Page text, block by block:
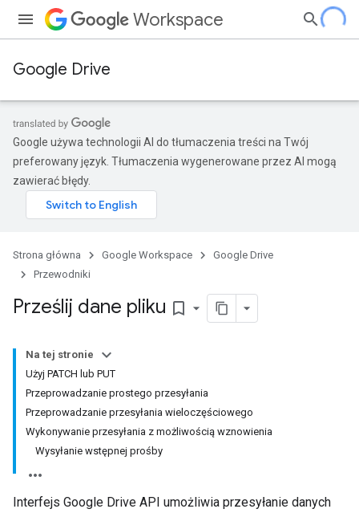
Workspace
Google Drive
Google używa technologii AI do tłumaczenia treści na Twój
preferowany język. Tłumaczenia wygenerowane przez AI mogą
zawierać błędy.
Strona główna Google Workspace
Google Drive
Przewodniki
Prześlij dane pliku bookmark_border
Na tej stronie
Użyj PATCH lub PUT
Przeprowadzanie prostego przesyłania
Przeprowadzanie przesyłania wieloczęściowego
Wykonywanie przesyłania z możliwością wznowienia
Wysyłanie wstępnej prośby
Interfejs Google Drive API umożliwia przesyłanie danych